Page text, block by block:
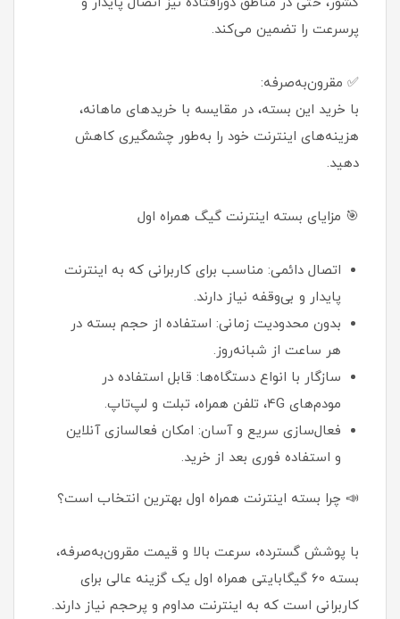
پرسرعت را تضمین می‌کند.
✅ مقرون‌به‌صرفه:
با خرید این بسته، در مقایسه با خریدهای ماهانه،
هزینه‌های اینترنت خود را به‌طور چشمگیری کاهش
دهید.
🎯 مزایای بسته اینترنت گیگ همراه اول
اتصال دائمی: مناسب برای کاربرانی که به اینترنت
پایدار و بی‌وقفه نیاز دارند.
بدون محدودیت زمانی: استفاده از حجم بسته در
هر ساعت از شبانه‌روز.
سازگار با انواع دستگاه‌ها: قابل استفاده در
مودم‌های 4G، تلفن همراه، تبلت و لپ‌تاپ.
فعال‌سازی سریع و آسان: امکان فعالسازی آنلاین
و استفاده فوری بعد از خرید.
📣 چرا بسته اینترنت همراه اول بهترین انتخاب است؟
با پوشش گسترده، سرعت بالا و قیمت مقرون‌به‌صرفه،
بسته 60 گیگابایتی همراه اول یک گزینه عالی برای
کاربرانی است که به اینترنت مداوم و پرحجم نیاز دارند.